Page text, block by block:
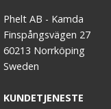
Phelt AB - Kamda
Finspångsvägen 27
60213 Norrköping
Sweden
KUNDETJENESTE